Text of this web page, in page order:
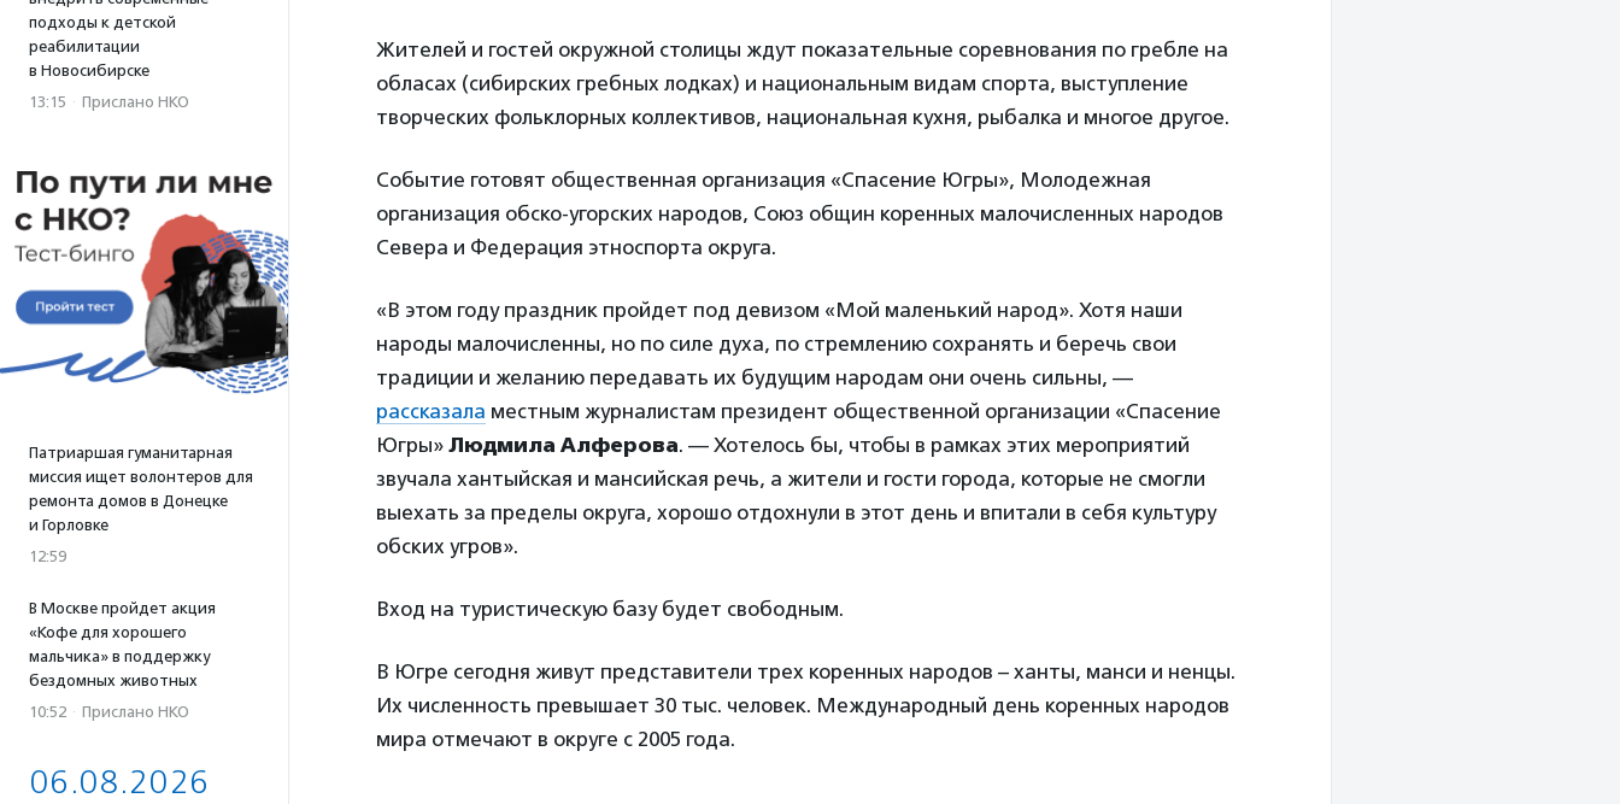
подходы к детской
реабилитации
в Новосибирске
13:15 · Прислано НКО
Патриаршая гуманитарная
миссия ищет волонтеров для
ремонта домов в Донецке
и Горловке
12:59
В Москве пройдет акция
«Кофе для хорошего
мальчика» в поддержку
бездомных животных
10:52 · Прислано НКО
06.08.2026
Жителей и гостей окружной столицы ждут показательные соревнования по гребле на
обласах (сибирских гребных лодках) и национальным видам спорта, выступление
творческих фольклорных коллективов, национальная кухня, рыбалка и многое другое.
Событие готовят общественная организация «Спасение Югры», Молодежная
организация обско-угорских народов, Союз общин коренных малочисленных народов
Севера и Федерация этноспорта округа.
«В этом году праздник пройдет под девизом «Мой маленький народ». Хотя наши
народы малочисленны, но по силе духа, по стремлению сохранять и беречь свои
традиции и желанию передавать их будущим народам они очень сильны, —
рассказала местным журналистам президент общественной организации «Спасение
Югры» Людмила Алферова. — Хотелось бы, чтобы в рамках этих мероприятий
звучала хантыйская и мансийская речь, а жители и гости города, которые не смогли
выехать за пределы округа, хорошо отдохнули в этот день и впитали в себя культуру
обских угров».
Вход на туристическую базу будет свободным.
В Югре сегодня живут представители трех коренных народов – ханты, манси и ненцы.
Их численность превышает 30 тыс. человек. Международный день коренных народов
мира отмечают в округе с 2005 года.